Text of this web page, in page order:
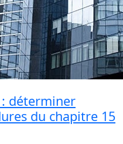
: déterminer
du chapitre 15